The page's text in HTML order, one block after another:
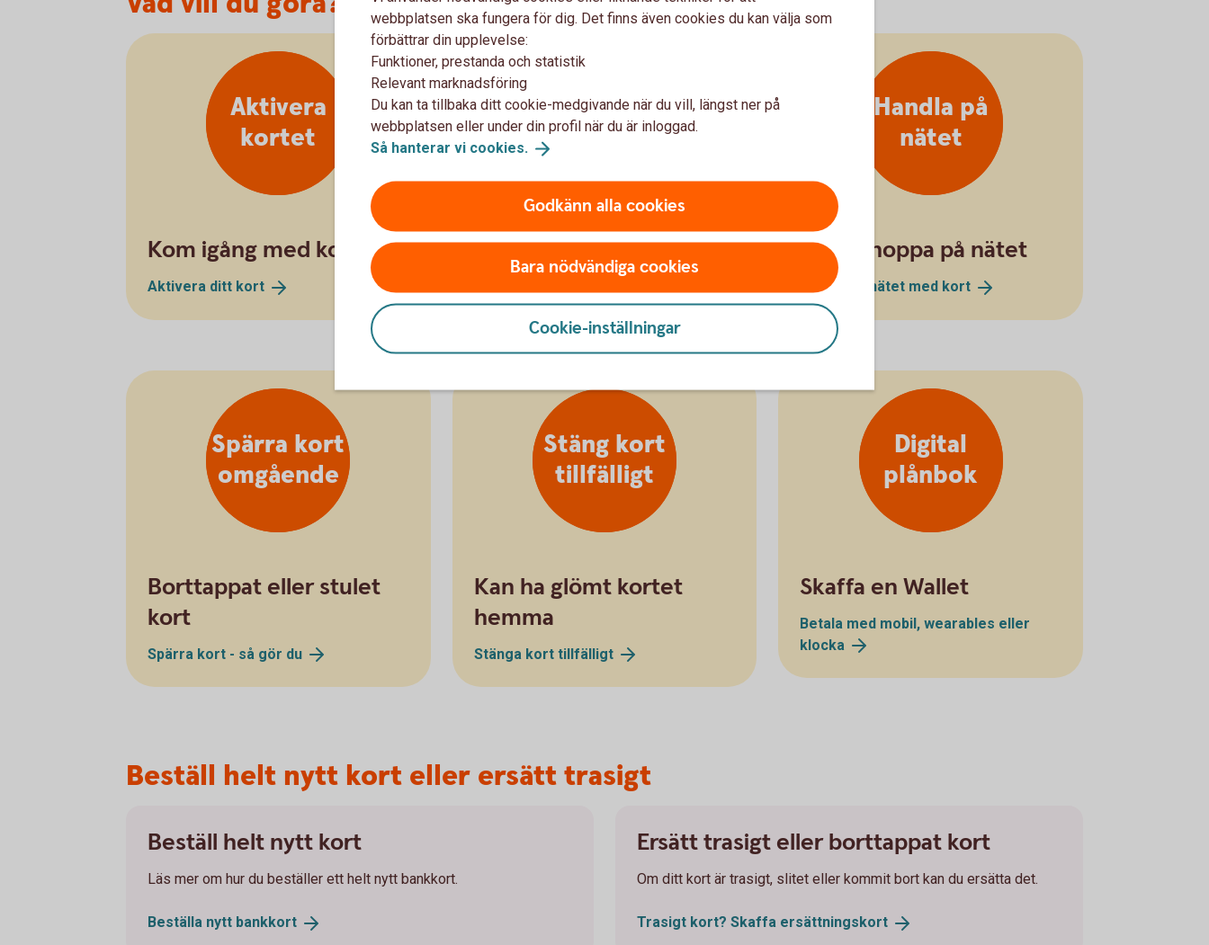
Aktivera
kortet
Kom igång med kortet
Aktivera ditt kort
Hantera
PIN-kod
Hantera kortets PIN-kod
Handla på
nätet
Börja shoppa på nätet
Handla på nätet med kort
Spärra kort
omgående
Borttappat eller stulet
kort
Spärra kort - så gör du
Stäng kort
tillfälligt
Kan ha glömt kortet
hemma
Stänga kort tillfälligt
Digital
plånbok
Skaffa en Wallet
Betala med mobil, wearables eller
klocka
Beställ helt nytt kort eller ersätt trasigt
Beställ helt nytt kort
Läs mer om hur du beställer ett helt nytt bankkort.
Beställa nytt bankkort
Ersätt trasigt eller borttappat kort
Om ditt kort är trasigt, slitet eller kommit bort kan du ersätta det.
Trasigt kort? Skaffa ersättningskort
webbplatsen ska fungera för dig. Det finns även cookies du kan välja som
förbättrar din upplevelse:
Funktioner, prestanda och statistik
Relevant marknadsföring
Du kan ta tillbaka ditt cookie-medgivande när du vill, längst ner på
webbplatsen eller under din profil när du är inloggad.
Så hanterar vi cookies.
Godkänn alla cookies
Bara nödvändiga cookies
Cookie-inställningar